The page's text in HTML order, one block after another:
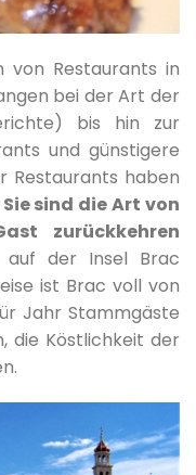
Restaurants in
bei der Art der
bis hin zur
und günstigere
Restaurants haben
Sie sind die Art von
zurückkehren
der Insel Brac
ist Brac voll von
Jahr Stammgäste
die Köstlichkeit der